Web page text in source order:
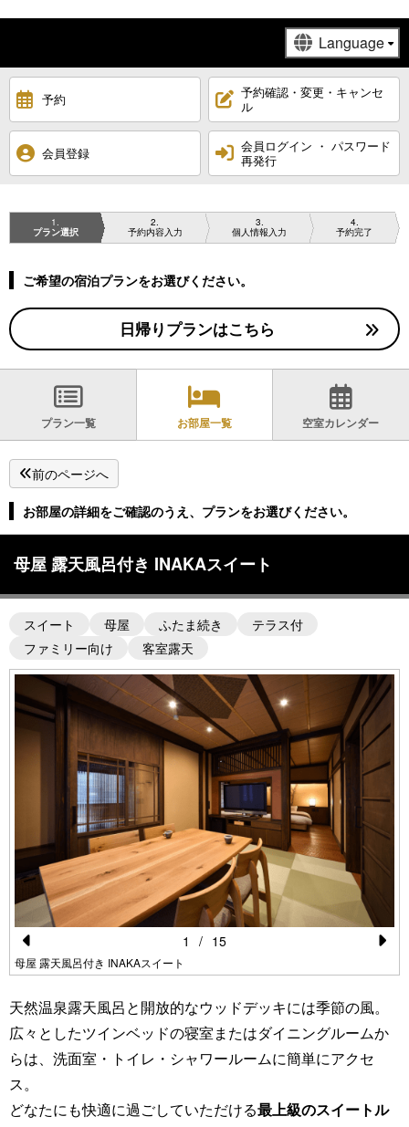
予約
予約確認・変更・キャンセ
ル
会員登録
会員ログイン ・ パスワード
再発行
1
プラン選択
2
予約内容入力
3
個人情報入力
4
予約完了
ご希望の宿泊プランをお選びください。
日帰りプランはこちら
プラン一覧 お部屋一覧 空室カレンダー
前のページへ
お部屋の詳細をご確認のうえ、プランをお選びください。
母屋 露天風呂付き INAKAスイート
スイート 母屋 ふたま続き
テラス付
ファミリー向け
客室露天
Pr
vi
o
u
s
母屋 露天風呂付き INAKAスイート
xt
1 / 15
天然温泉露天風呂と開放的なウッドデッキには季節の風。
広々としたツインベッドの寝室またはダイニングルームか
らは、洗面室・トイレ・シャワールームに簡単にアクセ
ス。
どなたにも快適に過ごしていただける最上級のスイートル